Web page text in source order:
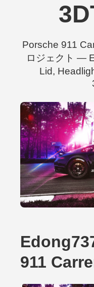
Porsche 911
ロジェクト —
Lid,
911